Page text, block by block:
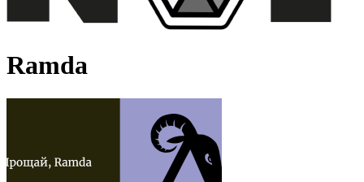
Ramda